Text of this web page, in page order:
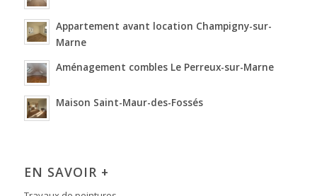
Appartement avant location Champigny-sur-
Marne
Aménagement combles Le Perreux-sur-Marne
Maison Saint-Maur-des-Fossés
EN SAVOIR +